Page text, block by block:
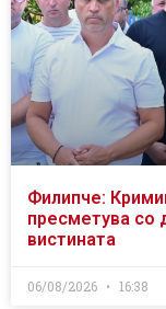
Филипче:
пресметува со
вистината
06/08/2026 16:38